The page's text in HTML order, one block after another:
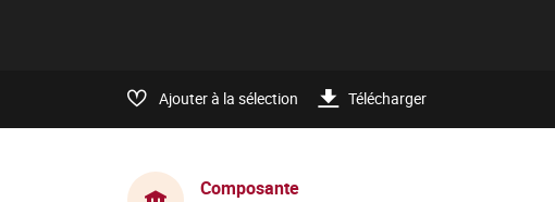
Ajouter à la sélection Télécharger
Composante